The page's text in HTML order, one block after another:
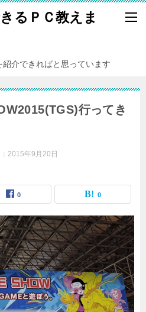
るＰＣ教えま
介できればと思っています
行ってき
2015年9月20日
0 0